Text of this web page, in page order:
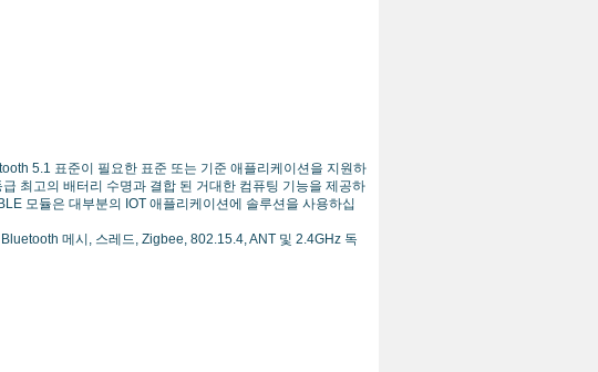
5.1 표준이 필요한 표준 또는 기준 애플리케이션을 지원하
최고의 배터리 수명과 결합 된 거대한 컴퓨팅 기능을 제공하
모듈은 대부분의 IOT 애플리케이션에 솔루션을 사용하십
메시, 스레드, Zigbee, 802.15.4, ANT 및 2.4GHz 독